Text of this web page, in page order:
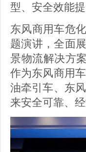
型、安全效能
东风商用车危
题演讲，全面
景物流解决方
作为东风商用
油牵引车、东
来安全可靠、